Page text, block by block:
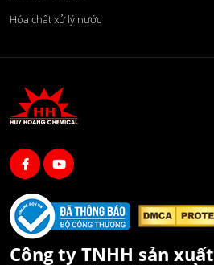
Hóa chất xử lý nước
Công ty TNHH sản